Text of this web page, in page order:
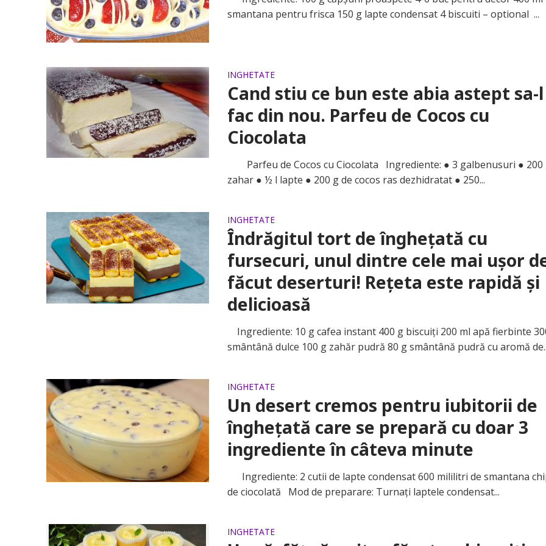
smantana pentru frisca 150 g lapte condensat 4 biscuiti – optional ...
INGHETATE
Cand stiu ce bun este abia astept sa-l
fac din nou. Parfeu de Cocos cu
Ciocolata
Parfeu de Cocos cu Ciocolata Ingrediente: ● 3 galbenusuri ● 200
zahar ● ½ l lapte ● 200 g de cocos ras dezhidratat ● 250...
INGHETATE
Îndrăgitul tort de înghețată cu
fursecuri, unul dintre cele mai ușor
făcut deserturi! Rețeta este rapidă și
delicioasă
Ingrediente: 10 g cafea instant 400 g biscuiți 200 ml apă fierbinte
smântână dulce 100 g zahăr pudră 80 g smântână pudră cu aromă
INGHETATE
Un desert cremos pentru iubitorii de
înghețată care se prepară cu doar 3
ingrediente în câteva minute
Ingrediente: 2 cutii de lapte condensat 600 mililitri de smantana
de ciocolată Mod de preparare: Turnați laptele condensat...
INGHETATE